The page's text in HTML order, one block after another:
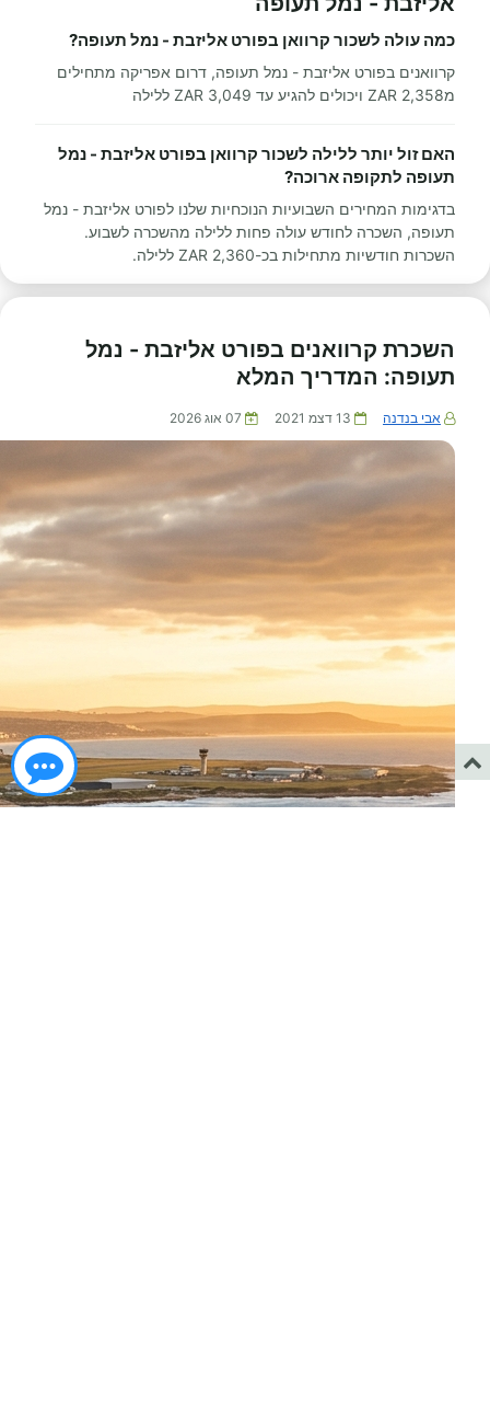
כמה עולה לשכור קרוואן בפורט אליזבת - נמל תעופה?
קרוואנים בפורט אליזבת - נמל תעופה, דרום אפריקה מתחילים
מ2,358 ZAR ויכולים להגיע עד 3,049 ZAR ללילה
האם זול יותר ללילה לשכור קרוואן בפורט אליזבת - נמל
תעופה לתקופה ארוכה?
בדגימות המחירים השבועיות הנוכחיות שלנו לפורט אליזבת - נמל
תעופה, השכרה לחודש עולה פחות ללילה מהשכרה לשבוע.
השכרות חודשיות מתחילות בכ-2,360 ZAR ללילה.
השכרת קרוואנים בפורט אליזבת - נמל
תעופה: המדריך המלא
אבי בנדנה 13 דצמ 2021 07 אוג 2026